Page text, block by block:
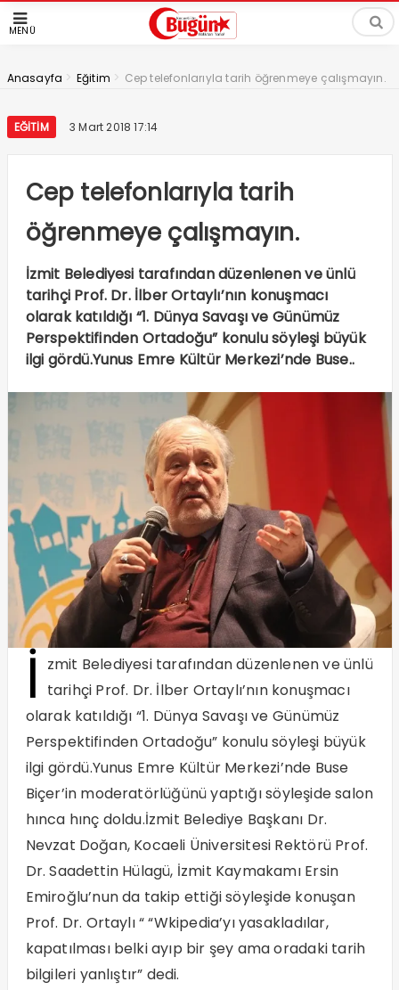
MENÜ
Anasayfa > Eğitim > Cep telefonlarıyla tarih öğrenmeye çalışmayın.
EĞITIM 3 Mart 2018 17:14
Cep telefonlarıyla tarih
öğrenmeye çalışmayın.
İzmit Belediyesi tarafından düzenlenen ve ünlü
tarihçi Prof. Dr. İlber Ortaylı’nın konuşmacı
olarak katıldığı “1. Dünya Savaşı ve Günümüz
Perspektifinden Ortadoğu” konulu söyleşi büyük
ilgi gördü.Yunus Emre Kültür Merkezi’nde Buse..
İ zmit Belediyesi tarafından düzenlenen ve ünlü
tarihçi Prof. Dr. İlber Ortaylı’nın konuşmacı
olarak katıldığı “1. Dünya Savaşı ve Günümüz
Perspektifinden Ortadoğu” konulu söyleşi büyük
ilgi gördü.Yunus Emre Kültür Merkezi’nde Buse
Biçer’in moderatörlüğünü yaptığı söyleşide salon
hınca hınç doldu.İzmit Belediye Başkanı Dr.
Nevzat Doğan, Kocaeli Üniversitesi Rektörü Prof.
Dr. Saadettin Hülagü, İzmit Kaymakamı Ersin
Emiroğlu’nun da takip ettiği söyleşide konuşan
Prof. Dr. Ortaylı “ “Wkipedia’yı yasakladılar,
kapatılması belki ayıp bir şey ama oradaki tarih
bilgileri yanlıştır” dedi.